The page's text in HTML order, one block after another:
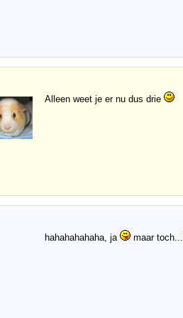
Alleen weet je er nu dus drie
hahahahahaha, ja maar toch...